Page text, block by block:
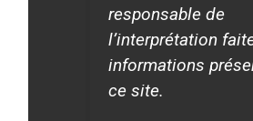
responsable de
l’interprétation
informations
ce site.